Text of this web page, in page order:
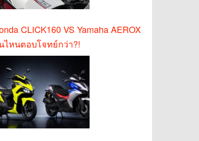
CLICK160 VS Yamaha AEROX
ไหนตอบโจทย์กว่า?!